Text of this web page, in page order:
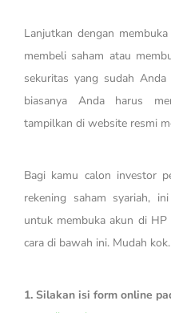
Lanjutkan dengan
membeli saham atau
sekuritas yang sudah
biasanya Anda harus
tampilkan di website resmi
Bagi kamu calon investor
rekening saham syariah,
untuk membuka akun di
cara di bawah ini. Mudah
1. Silakan isi form online